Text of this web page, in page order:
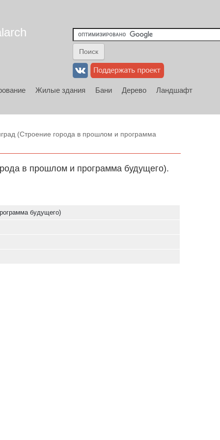
Жилые здания Бани Дерево Ландшафт
(Строение города в прошлом и программа
в прошлом и программа будущего).
будущего)